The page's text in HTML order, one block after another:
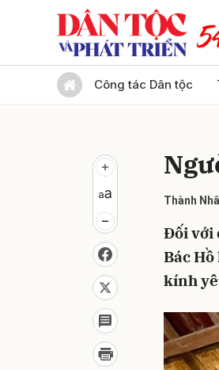
Công tác Dân tộc
Thành
Đối với
Bác
kính